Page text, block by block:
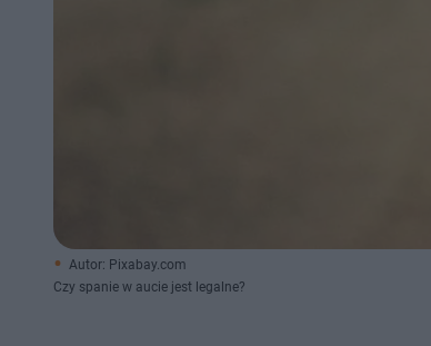
Autor: Pixabay.com
Czy spanie w aucie jest legalne?